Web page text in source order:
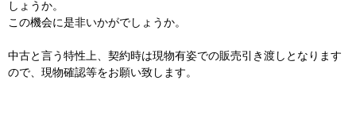
しょうか。
この機会に是非いかがでしょうか。
中古と言う特性上、契約時は現物有姿での販売引き渡しとなります
ので、現物確認等をお願い致します。